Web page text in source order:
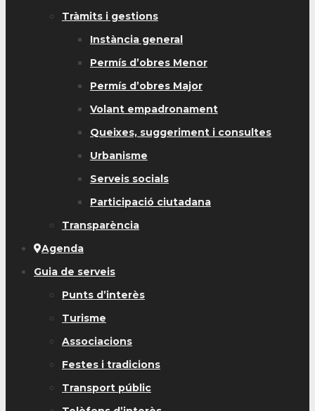
Tràmits i gestions
Instància general
Permís d’obres Menor
Permís d’obres Major
Volant empadronament
Queixes, suggeriment i consultes
Urbanisme
Serveis socials
Participació ciutadana
Transparència
Agenda
Guia de serveis
Punts d’interès
Turisme
Associacions
Festes i tradicions
Transport públic